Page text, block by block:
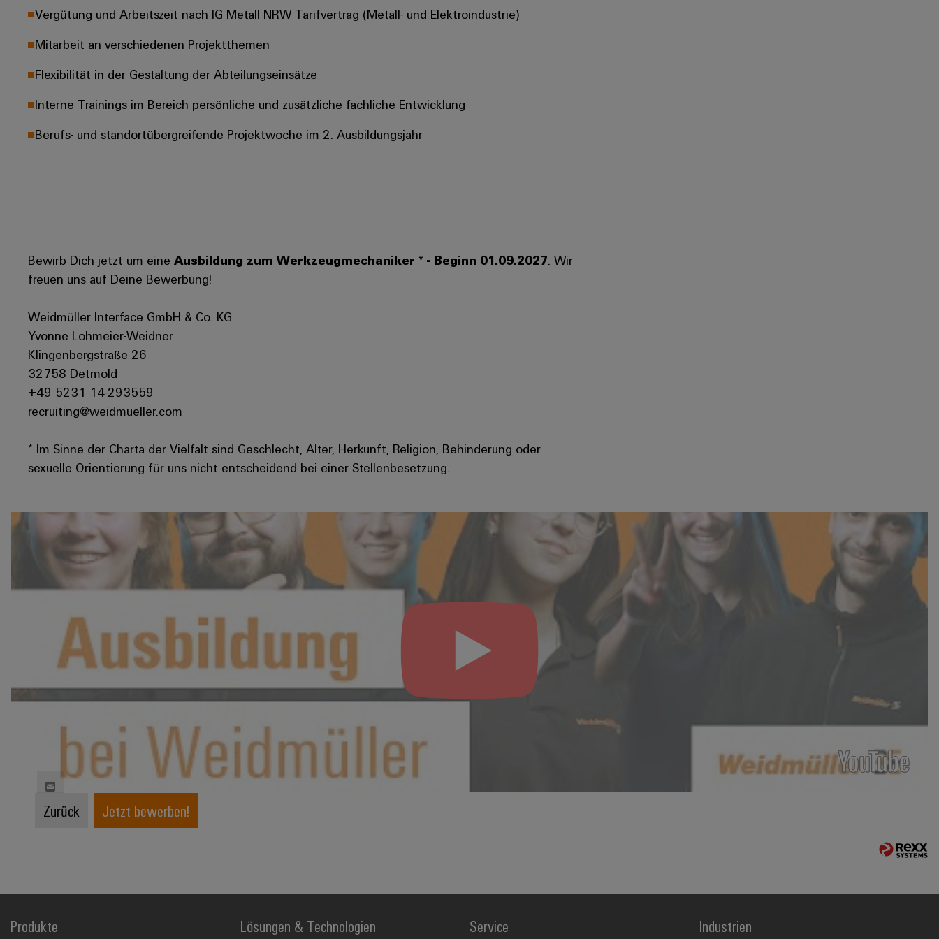
Vergütung und Arbeitszeit nach IG Metall NRW Tarifvertrag (Metall- und Elektroindustrie)
Mitarbeit an verschiedenen Projektthemen
Flexibilität in der Gestaltung der Abteilungseinsätze
Interne Trainings im Bereich persönliche und zusätzliche fachliche Entwicklung
Berufs- und standortübergreifende Projektwoche im 2. Ausbildungsjahr
Bewirb Dich jetzt um eine Ausbildung zum Werkzeugmechaniker * - Beginn 01.09.2027 . Wir
freuen uns auf Deine Bewerbung!
Weidmüller Interface GmbH & Co. KG
Yvonne Lohmeier-Weidner
Klingenbergstraße 26
32758 Detmold
+49 5231 14-293559
recruiting@weidmueller.com
* Im Sinne der Charta der Vielfalt sind Geschlecht, Alter, Herkunft, Religion, Behinderung oder
sexuelle Orientierung für uns nicht entscheidend bei einer Stellenbesetzung.
Zurück Jetzt bewerben!
Produkte Lösungen & Technologien Service Industrien